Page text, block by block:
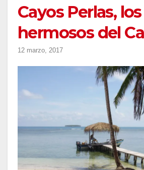
Cayos Perlas,
hermosos del
12 marzo, 2017